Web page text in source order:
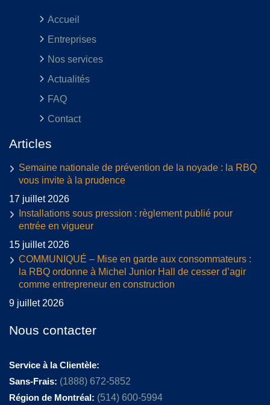
Accueil
Entreprises
Nos services
Actualités
FAQ
Contact
Articles
Semaine nationale de prévention de la noyade : la RBQ
vous invite à la prudence
17 juillet 2026
Installations sous pression : règlement publié pour
entrée en vigueur
15 juillet 2026
COMMUNIQUÉ – Mise en garde aux consommateurs :
la RBQ ordonne à Michel Junior Hall de cesser d’agir
comme entrepreneur en construction
9 juillet 2026
Nous contacter
Service à la Clientèle:
Sans-Frais: (1888) 672-5852
Région de Montréal: (514) 600-5994